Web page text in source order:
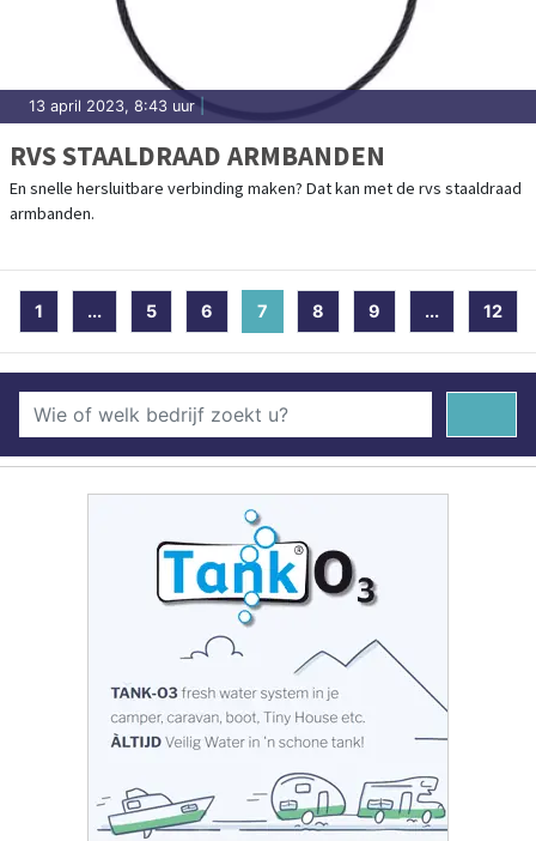
13 april 2023, 8:43 uur|
RVS STAALDRAAD ARMBANDEN
En snelle hersluitbare verbinding maken? Dat kan met de rvs staaldraad
armbanden.
1 ... 5 6 7 (current)
8 9 ... 12